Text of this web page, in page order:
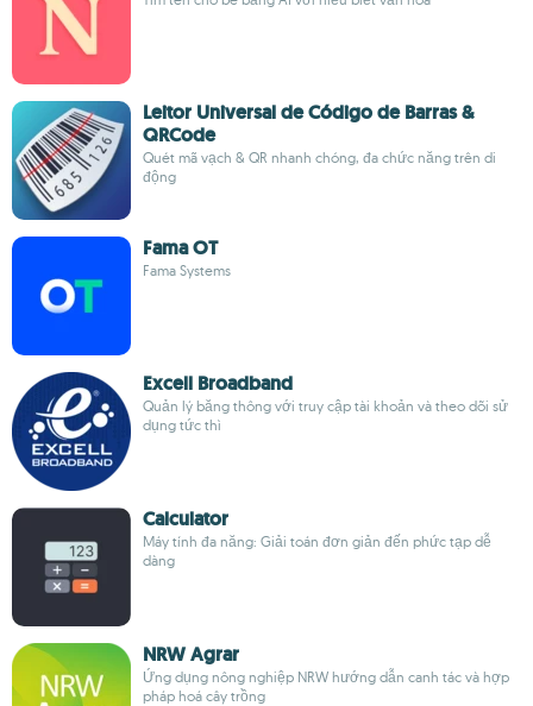
Leitor Universal de Código de Barras &
QRCode
Quét mã vạch & QR nhanh chóng, đa chức năng trên di
động
Fama OT
Fama Systems
Excell Broadband
Quản lý băng thông với truy cập tài khoản và theo dõi sử
dụng tức thì
Calculator
Máy tính đa năng: Giải toán đơn giản đến phức tạp dễ
dàng
NRW Agrar
Ứng dụng nông nghiệp NRW hướng dẫn canh tác và hợp
pháp hoá cây trồng